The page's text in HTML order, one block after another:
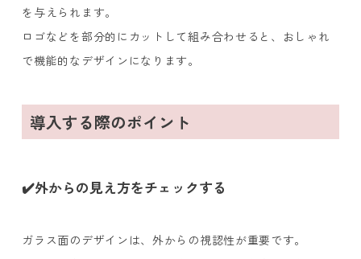
を与えられます。
ロゴなどを部分的にカットして組み合わせると、おしゃれ
で機能的なデザインになります。
導入する際のポイント
✔️外からの見え方をチェックする
ガラス面のデザインは、外からの視認性が重要です。